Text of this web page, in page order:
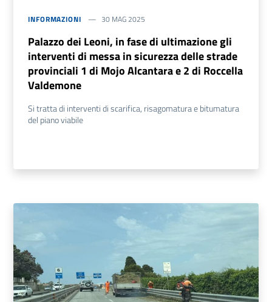
INFORMAZIONI 30 MAG 2025
Palazzo dei Leoni, in fase di ultimazione gli
interventi di messa in sicurezza delle strade
provinciali 1 di Mojo Alcantara e 2 di Roccella
Valdemone
Si tratta di interventi di scarifica, risagomatura e bitumatura
del piano viabile